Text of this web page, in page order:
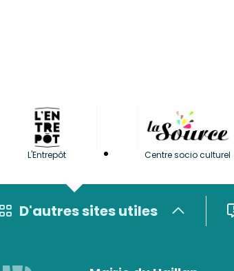
L'Entrepôt Centre socio culturel
D'autres sites utiles